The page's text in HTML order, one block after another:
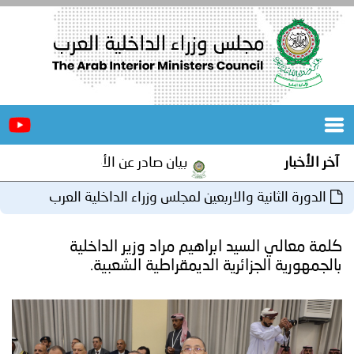
الرئيسية
المجلس
مؤتمرات
اجتماعات
و
برامج
بيان صادر عن الأمانة العامة لمجلس وزراء الداخلية
والاربعين لمجلس وزراء الداخلية العرب
ابراهيم مراد وزير الداخلية
الديمقراطية الشعبية.